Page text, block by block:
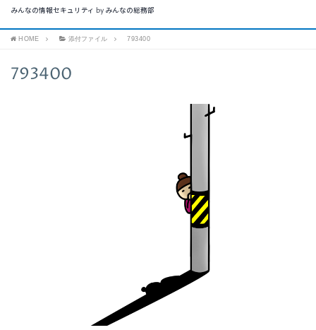
みんなの情報セキュリティ by みんなの総務部
HOME 添付ファイル 793400
793400